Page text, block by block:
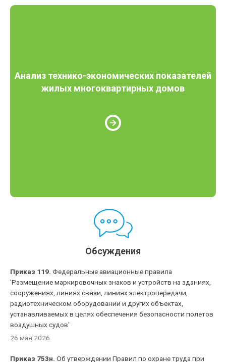
Анализ технико-экономических показателей
жилых многоквартирных домов
Обсуждения
Приказ 119. Федеральные авиационные правила
'Размещение маркировочных знаков и устройств на зданиях,
сооружениях, линиях связи, линиях электропередачи,
радиотехническом оборудовании и других объектах,
устанавливаемых в целях обеспечения безопасности полетов
воздушных судов'
26 мая 2026
Приказ 753н. Об утверждении Правил по охране труда при